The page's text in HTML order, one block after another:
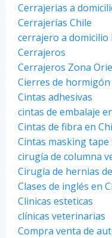
Cerrajerias a
Cerrajerías Chile
cerrajero a domicilio
Cerrajeros
Cerrajeros Zona
Cierres de
Cintas adhesivas
cintas de embalaje
Cintas de fibra en
Cintas masking tape
cirugía de columna
Cirugía de hernias
Clases de inglés en
Clinicas esteticas
clínicas veterinarias
Compra venta de